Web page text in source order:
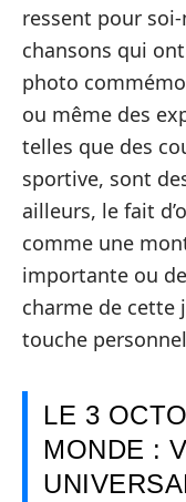
ressent pour
chansons qui
photo
ou même des
telles que des
sportive, sont
ailleurs, le fait
comme une
importante ou
charme de cette
touche
LE 3
MONDE :